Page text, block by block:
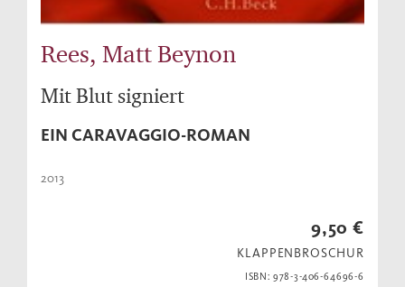
Rees, Matt Beynon
Mit Blut signiert
EIN CARAVAGGIO-ROMAN
2013
9,50 €
KLAPPENBROSCHUR
ISBN: 978-3-406-64696-6